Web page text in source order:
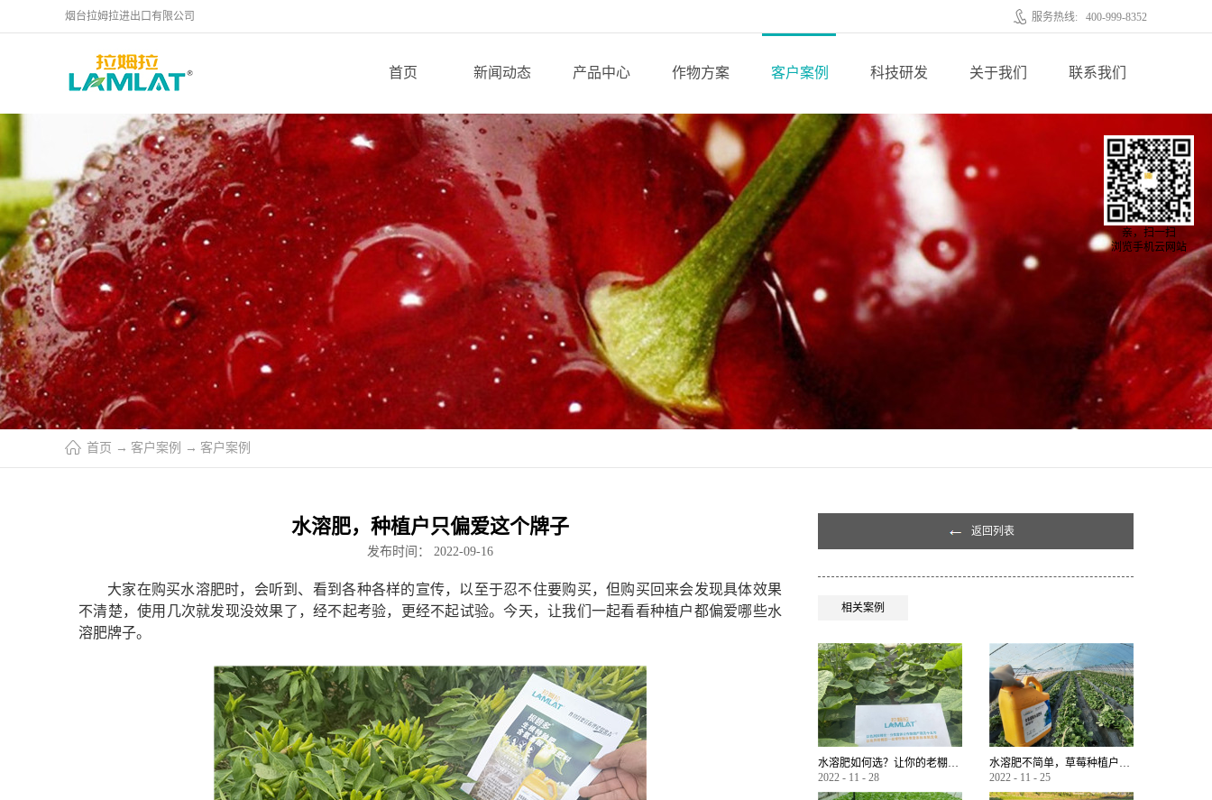
服务热线: 400-999-8352
烟台拉姆拉进出口有限公司
首页 新闻动态 产品中心 作物方案 客户案例 科技研发 关于我们 联系我们
首页 → 客户案例 → 客户案例
水溶肥，种植户只偏爱这个牌子
发布时间： 2022-09-16
大家在购买水溶肥时，会听到、看到各种各样的宣传，以至于忍不住要购买，但购买回来会发现具体效果
不清楚，使用几次就发现没效果了，经不起考验，更经不起试验。今天，让我们一起看看种植户都偏爱哪些水
溶肥牌子。
返回列表
相关案例
水溶肥如何选？让你的老棚土好产量高
2022 - 11 - 28
水溶肥不简单，草莓种植户指名要使用
2022 - 11 - 25
亲，扫一扫
浏览手机云网站